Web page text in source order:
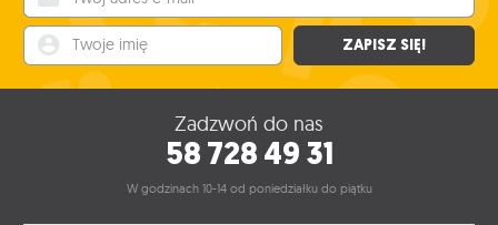
ZAPISZ SIĘ!
Zadzwoń do nas
58 728 49 31
W godzinach 10-14 od poniedziałku do piątku